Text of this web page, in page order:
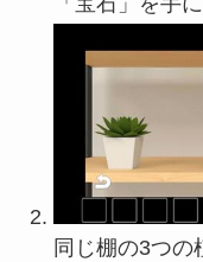
同じ棚の3つの